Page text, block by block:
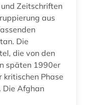
deutschland <bundesrepublik> (1)
deutschland <deutsches reich> (1)
Zeitschriften
aus
Die
die von den
späten 1990er
kritischen Phase
Die Afghan